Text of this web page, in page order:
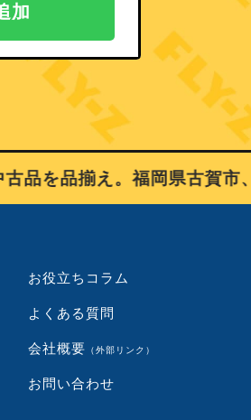
加
揃え。福岡県古賀市
お役立ちコラム
よくある質問
会社概要 （外部リンク）
お問い合わせ